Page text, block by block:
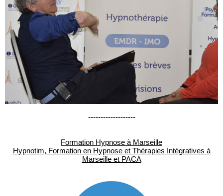
-------------------
Formation Hypnose à Marseille
Hypnotim, Formation en Hypnose et Thérapies Intégratives à
Marseille et PACA